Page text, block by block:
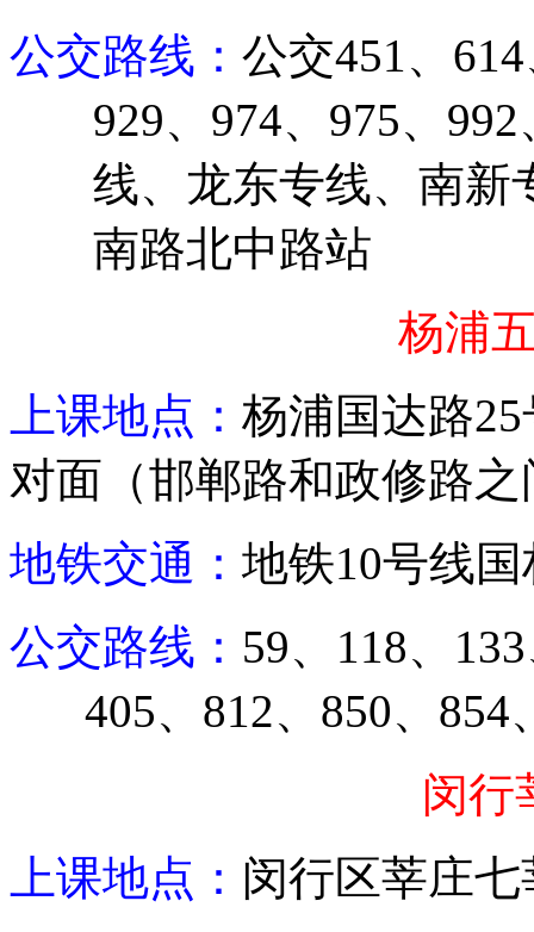
公交路线： 公交451、 614
929、 974、 975、 992
线、龙东专线、南新
南路北中路站
杨浦
上课地点： 杨浦国达路25
对面（邯郸路和政修路之
地铁交通： 地铁10号线
公交路线： 59、 118、 133
405、 812、 850、 854
闵行
上课地点： 闵行区莘庄七